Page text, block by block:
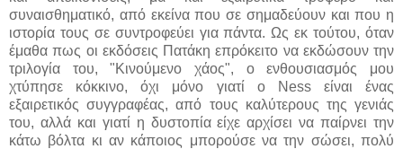
συναισθηματικό, από εκείνα που σε σημαδεύουν και που η
ιστορία τους σε συντροφεύει για πάντα. Ως εκ τούτου, όταν
έμαθα πως οι εκδόσεις Πατάκη επρόκειτο να εκδώσουν την
τριλογία του, "Κινούμενο χάος", ο ενθουσιασμός μου
χτύπησε κόκκινο, όχι μόνο γιατί ο Ness είναι ένας
εξαιρετικός συγγραφέας, από τους καλύτερους της γενιάς
του, αλλά και γιατί η δυστοπία είχε αρχίσει να παίρνει την
κάτω βόλτα κι αν κάποιος μπορούσε να την σώσει, πολύ